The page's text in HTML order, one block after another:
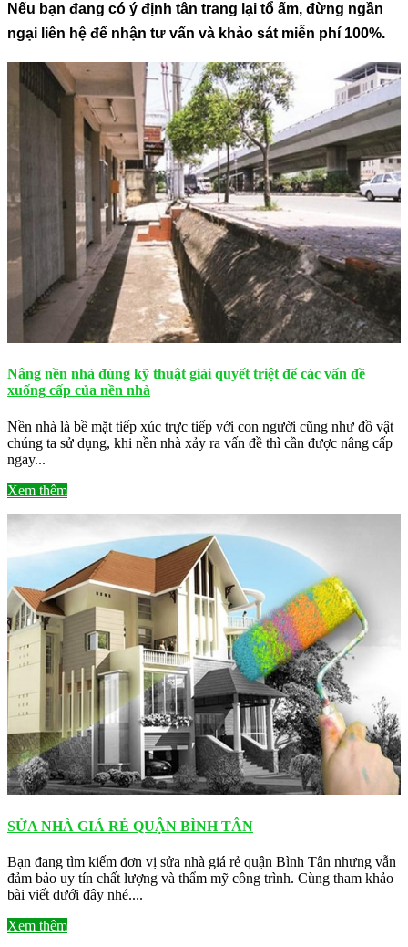
Nếu bạn đang có ý định tân trang lại tổ ấm, đừng ngần
ngại liên hệ để nhận tư vấn và khảo sát miễn phí 100%.
Nâng nền nhà đúng kỹ thuật giải quyết triệt để các vấn đề
xuống cấp của nền nhà
Nền nhà là bề mặt tiếp xúc trực tiếp với con người cũng như đồ vật
chúng ta sử dụng, khi nền nhà xảy ra vấn đề thì cần được nâng cấp
ngay...
Xem thêm
SỬA NHÀ GIÁ RẺ QUẬN BÌNH TÂN
Bạn đang tìm kiếm đơn vị sửa nhà giá rẻ quận Bình Tân nhưng vẫn
đảm bảo uy tín chất lượng và thẩm mỹ công trình. Cùng tham khảo
bài viết dưới đây nhé....
Xem thêm